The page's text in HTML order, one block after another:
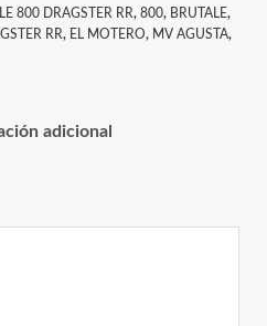
800 DRAGSTER RR, 800, BRUTALE,
RR, EL MOTERO, MV AGUSTA,
adicional